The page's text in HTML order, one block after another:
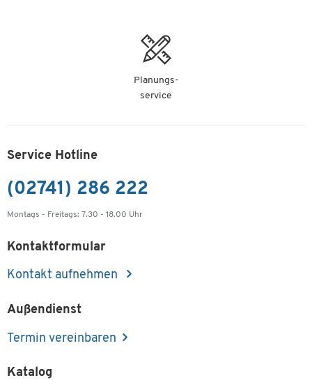
Planungs-
service
Service Hotline
(02741) 286 222
Montags - Freitags: 7.30 - 18.00 Uhr
Kontaktformular
Kontakt aufnehmen
Außendienst
Termin vereinbaren
Katalog